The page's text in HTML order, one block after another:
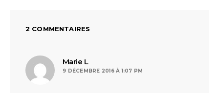
2 COMMENTAIRES
Marie Ldit :
9 DÉCEMBRE 2016 À 1:07 PM